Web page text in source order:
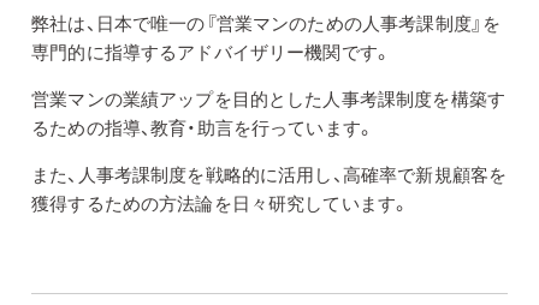
弊社は、日本で唯一の『営業マンのための人事考課制度』を
専門的に指導するアドバイザリー機関です。
営業マンの業績アップを目的とした人事考課制度を構築す
るための指導、教育・助言を行っています。
また、人事考課制度を戦略的に活用し、高確率で新規顧客を
獲得するための方法論を日々研究しています。